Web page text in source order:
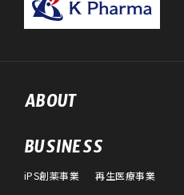
ABOUT
BUSINESS
iPS創薬事業 再生医療事業